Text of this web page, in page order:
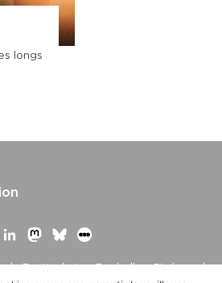
longs
| Festival La Rochelle Cinéma |